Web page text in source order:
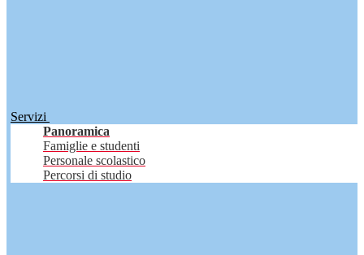
Servizi
Panoramica
Famiglie e studenti
Personale scolastico
Percorsi di studio